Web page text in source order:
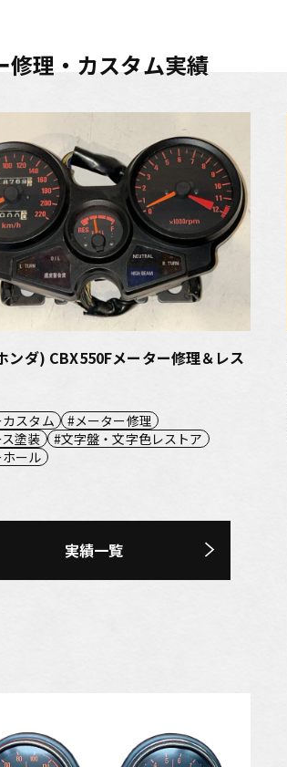
修理・カスタム実績
ンダ) CBX550Fメーター修理＆レス
カスタム
メーター修理
塗装
文字盤・文字色レストア
ール
実績一覧